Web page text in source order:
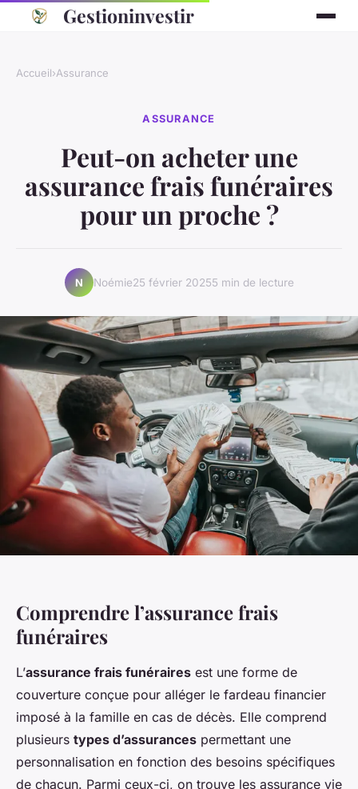
Gestioninvestir
Accueil›Assurance
ASSURANCE
Peut-on acheter une
assurance frais funéraires
pour un proche ?
N Noémie25 février 20255 min de lecture
Comprendre l’assurance frais
funéraires
L’assurance frais funéraires est une forme de
couverture conçue pour alléger le fardeau financier
imposé à la famille en cas de décès. Elle comprend
plusieurs types d’assurances permettant une
personnalisation en fonction des besoins spécifiques
de chacun. Parmi ceux-ci, on trouve les assurance vie